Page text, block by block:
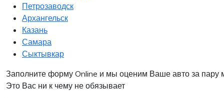
Петрозаводск
Архангельск
Казань
Самара
Сыктывкар
Заполните форму Online и мы оценим Ваше авто за пару
Это Вас ни к чему не обязывает